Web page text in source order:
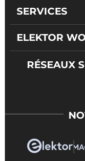
SERVICES
ELEKTOR
RÉSEAUX